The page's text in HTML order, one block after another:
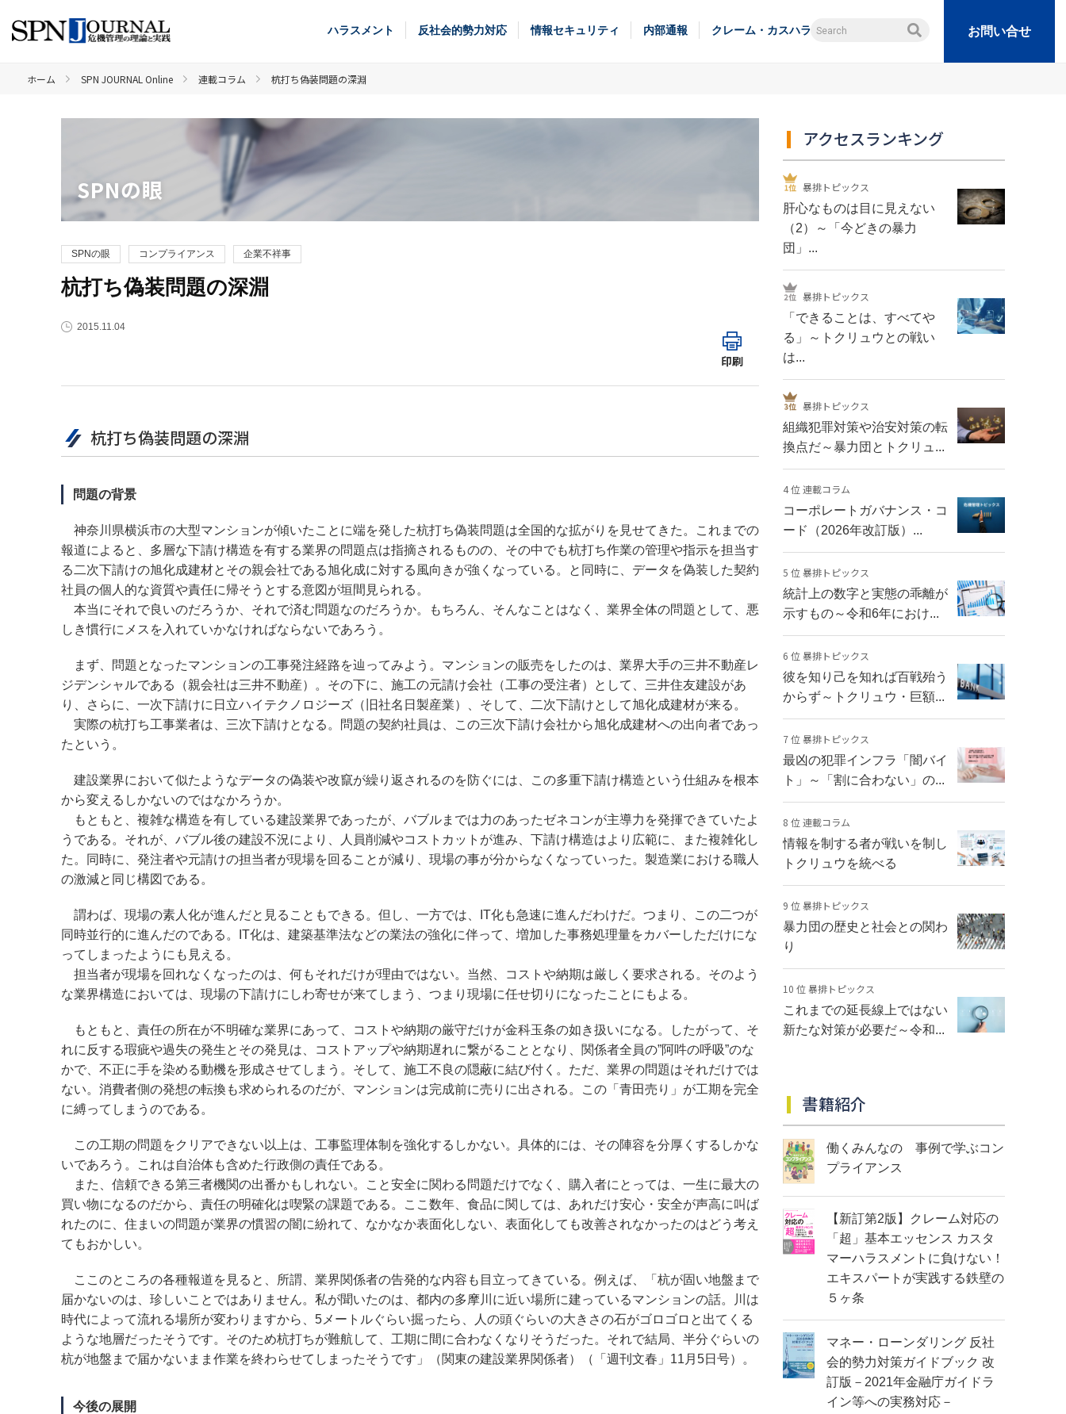
ハラスメント 反社会的勢力対応 情報セキュリティ 内部通報 クレーム・カスハラ お問い合せ
ホーム SPN JOURNAL Online 連載コラム 杭打ち偽装問題の深淵
SPNの眼
SPNの眼 コンプライアンス 企業不祥事
杭打ち偽装問題の深淵
2015.11.04
印刷
杭打ち偽装問題の深淵
問題の背景
神奈川県横浜市の大型マンションが傾いたことに端を発した杭打ち偽装問題は全国的な拡がりを見せてきた。これまでの
報道によると、多層な下請け構造を有する業界の問題点は指摘されるものの、その中でも杭打ち作業の管理や指示を担当す
る二次下請けの旭化成建材とその親会社である旭化成に対する風向きが強くなっている。と同時に、データを偽装した契約
社員の個人的な資質や責任に帰そうとする意図が垣間見られる。
本当にそれで良いのだろうか、それで済む問題なのだろうか。もちろん、そんなことはなく、業界全体の問題として、悪
しき慣行にメスを入れていかなければならないであろう。
まず、問題となったマンションの工事発注経路を辿ってみよう。マンションの販売をしたのは、業界大手の三井不動産レ
ジデンシャルである（親会社は三井不動産）。その下に、施工の元請け会社（工事の受注者）として、三井住友建設があ
り、さらに、一次下請けに日立ハイテクノロジーズ（旧社名日製産業）、そして、二次下請けとして旭化成建材が来る。
実際の杭打ち工事業者は、三次下請けとなる。問題の契約社員は、この三次下請け会社から旭化成建材への出向者であっ
たという。
建設業界において似たようなデータの偽装や改竄が繰り返されるのを防ぐには、この多重下請け構造という仕組みを根本
から変えるしかないのではなかろうか。
もともと、複雑な構造を有している建設業界であったが、バブルまでは力のあったゼネコンが主導力を発揮できていたよ
うである。それが、バブル後の建設不況により、人員削減やコストカットが進み、下請け構造はより広範に、また複雑化し
た。同時に、発注者や元請けの担当者が現場を回ることが減り、現場の事が分からなくなっていった。製造業における職人
の激減と同じ構図である。
謂わば、現場の素人化が進んだと見ることもできる。但し、一方では、IT化も急速に進んだわけだ。つまり、この二つが
同時並行的に進んだのである。IT化は、建築基準法などの業法の強化に伴って、増加した事務処理量をカバーしただけにな
ってしまったようにも見える。
担当者が現場を回れなくなったのは、何もそれだけが理由ではない。当然、コストや納期は厳しく要求される。そのよう
な業界構造においては、現場の下請けにしわ寄せが来てしまう、つまり現場に任せ切りになったことにもよる。
もともと、責任の所在が不明確な業界にあって、コストや納期の厳守だけが金科玉条の如き扱いになる。したがって、そ
れに反する瑕疵や過失の発生とその発見は、コストアップや納期遅れに繋がることとなり、関係者全員の”阿吽の呼吸”のな
かで、不正に手を染める動機を形成させてしまう。そして、施工不良の隠蔽に結び付く。ただ、業界の問題はそれだけでは
ない。消費者側の発想の転換も求められるのだが、マンションは完成前に売りに出される。この「青田売り」が工期を完全
に縛ってしまうのである。
この工期の問題をクリアできない以上は、工事監理体制を強化するしかない。具体的には、その陣容を分厚くするしかな
いであろう。これは自治体も含めた行政側の責任である。
また、信頼できる第三者機関の出番かもしれない。こと安全に関わる問題だけでなく、購入者にとっては、一生に最大の
買い物になるのだから、責任の明確化は喫緊の課題である。ここ数年、食品に関しては、あれだけ安心・安全が声高に叫ば
れたのに、住まいの問題が業界の慣習の闇に紛れて、なかなか表面化しない、表面化しても改善されなかったのはどう考え
てもおかしい。
ここのところの各種報道を見ると、所謂、業界関係者の告発的な内容も目立ってきている。例えば、「杭が固い地盤まで
届かないのは、珍しいことではありません。私が聞いたのは、都内の多摩川に近い場所に建っているマンションの話。川は
時代によって流れる場所が変わりますから、5メートルぐらい掘ったら、人の頭ぐらいの大きさの石がゴロゴロと出てくる
ような地層だったそうです。そのため杭打ちが難航して、工期に間に合わなくなりそうだった。それで結局、半分ぐらいの
杭が地盤まで届かないまま作業を終わらせてしまったそうです」（関東の建設業界関係者）（「週刊文春」11月5日号）。
今後の展開
アクセスランキング
暴排トピックス
肝心なものは目に見えない
（2）～「今どきの暴力
団」...
暴排トピックス
「できることは、すべてや
る」～トクリュウとの戦い
は...
暴排トピックス
組織犯罪対策や治安対策の転
換点だ～暴力団とトクリュ...
4 位 連載コラム
コーポレートガバナンス・コ
ード（2026年改訂版）...
5 位 暴排トピックス
統計上の数字と実態の乖離が
示すもの～令和6年におけ...
6 位 暴排トピックス
彼を知り己を知れば百戦殆う
からず～トクリュウ・巨額...
7 位 暴排トピックス
最凶の犯罪インフラ「闇バイ
ト」～「割に合わない」の...
8 位 連載コラム
情報を制する者が戦いを制し
トクリュウを統べる
9 位 暴排トピックス
暴力団の歴史と社会との関わ
り
10 位 暴排トピックス
これまでの延長線上ではない
新たな対策が必要だ～令和...
書籍紹介
働くみんなの 事例で学ぶコン
プライアンス
【新訂第2版】クレーム対応の
「超」基本エッセンス カスタ
マーハラスメントに負けない！
エキスパートが実践する鉄壁の
５ヶ条
マネー・ローンダリング 反社
会的勢力対策ガイドブック 改
訂版－2021年金融庁ガイドラ
イン等への実務対応－